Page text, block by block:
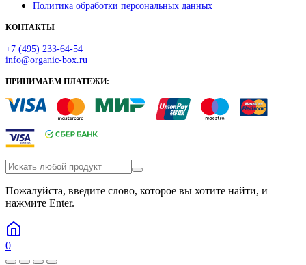
Политика обработки персональных данных
КОНТАКТЫ
+7 (495) 233-64-54
info@organic-box.ru
ПРИНИМАЕМ ПЛАТЕЖИ:
Пожалуйста, введите слово, которое вы хотите найти, и
нажмите Enter.
0